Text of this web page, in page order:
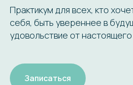
Практикум для всех, кто
себя, быть увереннее в
удовольствие от настоящего
Записаться